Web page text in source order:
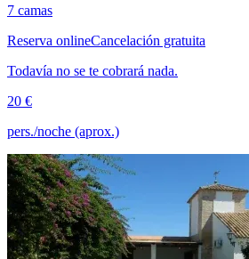
7 camas
Reserva onlineCancelación gratuita
Todavía no se te cobrará nada.
20 €
pers./noche (aprox.)